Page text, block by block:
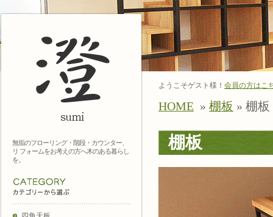
ようこそゲスト様！ 会員の方はこ
無垢のフローリング・階段・カウンター、
リ フォームをお考えの方へ木のある暮らし
を。
HOME » 棚板 » 棚板
棚板